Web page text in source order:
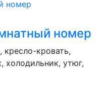
номер
кресло-кровать,
холодильник, утюг,